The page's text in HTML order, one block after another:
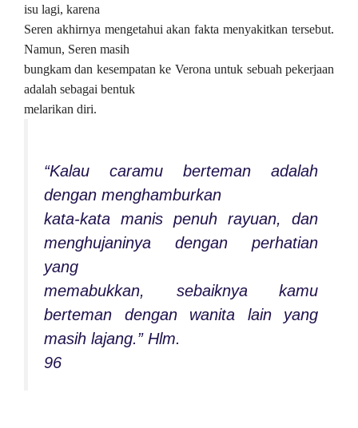
isu lagi, karena
Seren akhirnya mengetahui akan fakta menyakitkan tersebut.
Namun, Seren masih
bungkam dan kesempatan ke Verona untuk sebuah pekerjaan
adalah sebagai bentuk
melarikan diri.
“Kalau caramu berteman adalah
dengan menghamburkan
kata-kata manis penuh rayuan, dan
menghujaninya dengan perhatian
yang
memabukkan, sebaiknya kamu
berteman dengan wanita lain yang
masih lajang.” Hlm.
96